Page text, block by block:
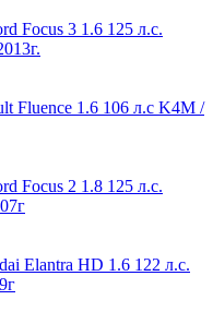
Focus 3 1.6 125 л.с.
Fluence 1.6 106 л.с K4M /
Focus 2 1.8 125 л.с.
Elantra HD 1.6 122 л.с.